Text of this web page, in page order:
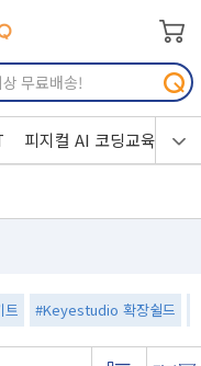
피지컬 AI 코딩교육
트 #Keyestudio 확장쉴드